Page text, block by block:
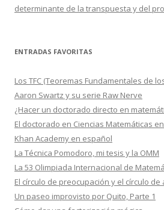
determinante de la transpuesta y del
ENTRADAS FAVORITAS
Los TFC (Teoremas Fundamentales de
Aaron Swartz y su serie Raw Nerve
¿Hacer un doctorado directo en
El doctorado en Ciencias Matemáticas
Khan Academy en español
La Técnica Pomodoro, mi tesis y la OMM
La 53 Olimpiada Internacional de
El círculo de preocupación y el círculo de
Un paseo improvisto por Quito, Parte 1